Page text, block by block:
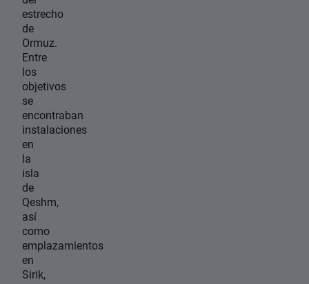
estrecho
de
Ormuz.
Entre
los
objetivos
se
encontraban
instalaciones
en
la
isla
de
Qeshm,
así
como
emplazamientos
en
Sirik,